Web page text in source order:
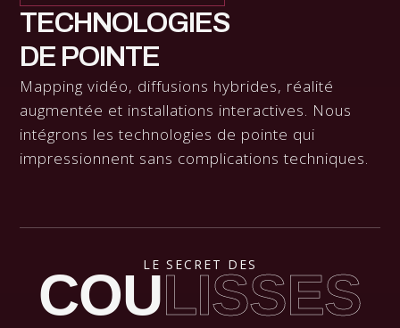
TECHNOLOGIES
DE POINTE
Mapping vidéo, diffusions hybrides, réalité
augmentée et installations interactives. Nous
intégrons les technologies de pointe qui
impressionnent sans complications techniques.
LE SECRET DES
COULISSES